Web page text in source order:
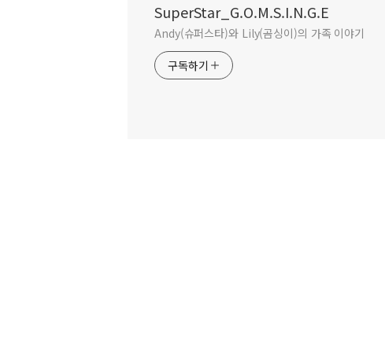
SuperStar_G.O.M.S.I.N.G.E
Andy(슈퍼스타)와 Lily(곰싱이)의 가족 이야기
구독하기